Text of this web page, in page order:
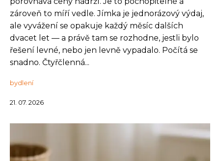
zároveň to míří vedle. Jímka je jednorázový výdaj,
ale vyvážení se opakuje každý měsíc dalších
dvacet let — a právě tam se rozhodne, jestli bylo
řešení levné, nebo jen levně vypadalo. Počítá se
snadno. Čtyřčlenná...
bydlení
21. 07. 2026